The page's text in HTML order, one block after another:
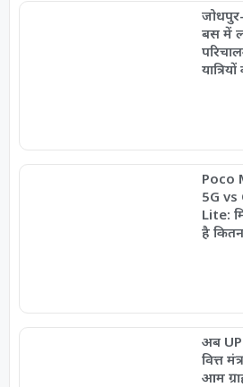
बस में
Poco
5G vs
Lite:
है
अब
वित्त
आम